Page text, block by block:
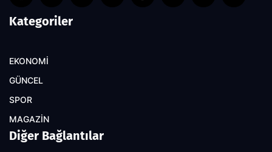
Kategoriler
EKONOMİ
GÜNCEL
SPOR
MAGAZİN
Diğer Bağlantılar